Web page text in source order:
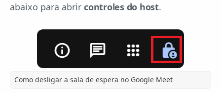
abaixo para abrir controles do host.
Como desligar a sala de espera no Google Meet